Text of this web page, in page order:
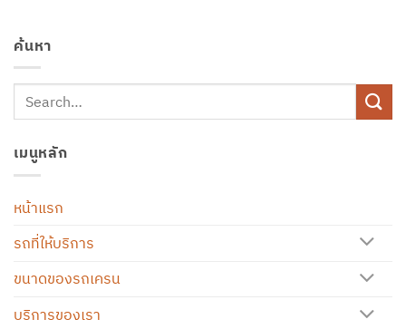
ค้นหา
เมนูหลัก
หน้าแรก
รถที่ให้บริการ
ขนาดของรถเครน
บริการของเรา